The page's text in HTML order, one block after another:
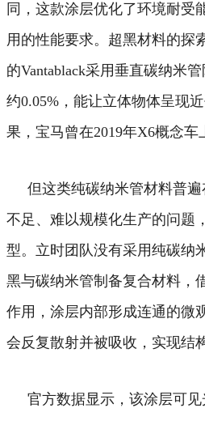
同，这款涂层优化了环境耐受
用的性能要求。 超黑材料的探
的Vantablack采用垂直碳纳米
约0.05%，能让立体物体呈现
果，宝马曾在2019年X6概念车
但这类纯碳纳米管材料普
不足、难以规模化生产的问题
型。 立时团队没有采用纯碳纳
黑与碳纳米管制备复合材料，
作用，涂层内部形成连通的微
会反复散射并被吸收，实现结
官方数据显示，该涂层可